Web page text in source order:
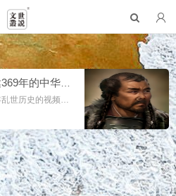
看了一段涉及魏晋南北朝三百多年乱世历史的视频。这段长达369年的历史其惨烈程度和深远影响，都远超过我们耳熟能详的《三国演义》或楚汉争霸。它是中华文明史上最为波澜壮阔的一页。 视频里提到的名字，个个都是顶天立地的大英雄。...